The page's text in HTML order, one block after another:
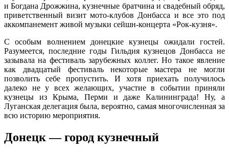
и Богдана Дрожжина, кузнечные братчина и свадебный обряд,
приветственный визит мото-клубов Донбасса и все это под
аккомпанемент живой музыки сейшн-концерта «Рок-кузня».
С особым волнением донецкие кузнецы ожидали гостей.
Разумеется, последние годы Гильдия кузнецов Донбасса не
зазывала на фестиваль зарубежных коллег. Но такое явление
как двадцатый фестиваль некоторые мастера не могли
позволить себе пропустить. И хотя приехать получилось
далеко не у всех желающих, участие в событии приняли
кузнецы из Крыма, Перми и даже Калининграда! Ну, а
Луганская делегация была, вероятно, самая многочисленная за
всю историю мероприятия.
Донецк — город кузнечный